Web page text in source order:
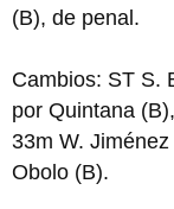
(B), de penal.
Cambios: ST S.
por Quintana
33m W.
Obolo (B).